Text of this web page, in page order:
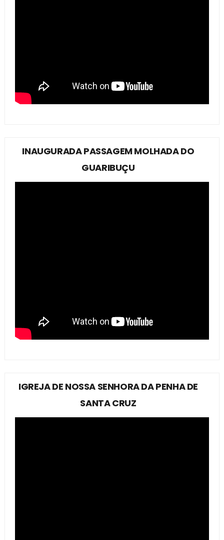
INAUGURADA PASSAGEM MOLHADA DO
GUARIBUÇU
IGREJA DE NOSSA SENHORA DA PENHA DE
SANTA CRUZ